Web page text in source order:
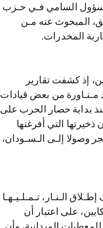
السامي فـي حـزب
المبحوث عنه مـن
المخدرات.
إذ كشفت تقارير
مـنـاورة من بعض قيادات
بداية حصار الحرب على
التي أفرغتها
وصولا إلـى الـسـودان،
الـنـار، تـمـلـيـهـا
على اعتبار أن